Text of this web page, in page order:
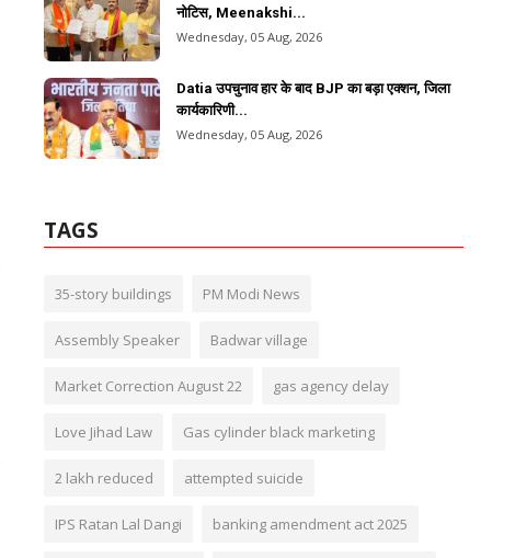
नोटिस, Meenakshi...
Wednesday, 05 Aug, 2026
Datia उपचुनाव हार के बाद BJP का बड़ा एक्शन, जिला
कार्यकारिणी...
Wednesday, 05 Aug, 2026
TAGS
35-story buildings PM Modi News
Assembly Speaker Badwar village
Market Correction August 22 gas agency delay
Love Jihad Law Gas cylinder black marketing
2 lakh reduced attempted suicide
IPS Ratan Lal Dangi banking amendment act 2025